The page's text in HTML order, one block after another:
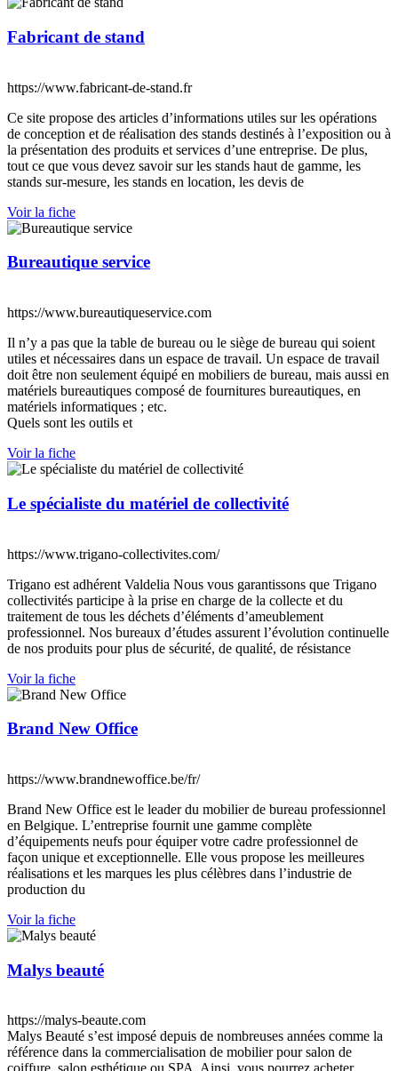
Fabricant de stand
https://www.fabricant-de-stand.fr
Ce site propose des articles d’informations utiles sur les opérations
de conception et de réalisation des stands destinés à l’exposition ou à
la présentation des produits et services d’une entreprise. De plus,
tout ce que vous devez savoir sur les stands haut de gamme, les
stands sur-mesure, les stands en location, les devis de
Voir la fiche
Bureautique service
https://www.bureautiqueservice.com
Il n’y a pas que la table de bureau ou le siège de bureau qui soient
utiles et nécessaires dans un espace de travail. Un espace de travail
doit être non seulement équipé en mobiliers de bureau, mais aussi en
matériels bureautiques composé de fournitures bureautiques, en
matériels informatiques ; etc.
Quels sont les outils et
Voir la fiche
Le spécialiste du matériel de collectivité
https://www.trigano-collectivites.com/
Trigano est adhérent Valdelia Nous vous garantissons que Trigano
collectivités participe à la prise en charge de la collecte et du
traitement de tous les déchets d’éléments d’ameublement
professionnel. Nos bureaux d’études assurent l’évolution continuelle
de nos produits pour plus de sécurité, de qualité, de résistance
Voir la fiche
Brand New Office
https://www.brandnewoffice.be/fr/
Brand New Office est le leader du mobilier de bureau professionnel
en Belgique. L’entreprise fournit une gamme complète
d’équipements neufs pour équiper votre cadre professionnel de
façon unique et exceptionnelle. Elle vous propose les meilleures
réalisations et les marques les plus célèbres dans l’industrie de
production du
Voir la fiche
Malys beauté
https://malys-beaute.com
Malys Beauté s’est imposé depuis de nombreuses années comme la
référence dans la commercialisation de mobilier pour salon de